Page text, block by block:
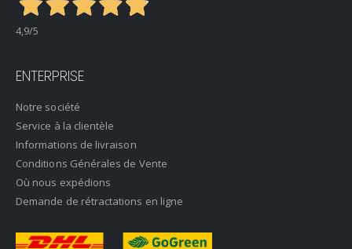
4,9/5
ENTERPRISE
Notre société
Service à la clientèle
Informations de livraison
Conditions Générales de Vente
Où nous expédions
Demande de rétractations en ligne